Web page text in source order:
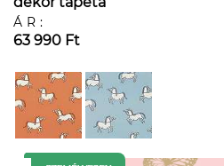
ÁR:
63 990 Ft